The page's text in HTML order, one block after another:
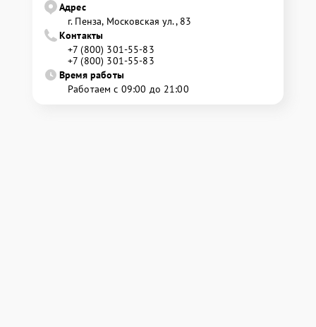
Адрес
г. Пенза, Московская ул., 83
Контакты
+7 (800) 301-55-83
+7 (800) 301-55-83
Время работы
Работаем с 09:00 до 21:00